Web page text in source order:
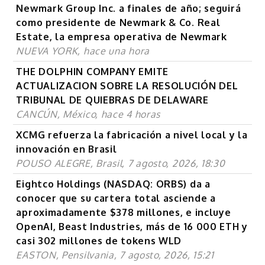
Newmark Group Inc. a finales de año; seguirá
como presidente de Newmark & Co. Real
Estate, la empresa operativa de Newmark
NUEVA YORK, hace una hora
THE DOLPHIN COMPANY EMITE
ACTUALIZACION SOBRE LA RESOLUCIÓN DEL
TRIBUNAL DE QUIEBRAS DE DELAWARE
CANCÚN, México, hace 4 horas
XCMG refuerza la fabricación a nivel local y la
innovación en Brasil
POUSO ALEGRE, Brasil, 7 agosto, 2026, 18:30
Eightco Holdings (NASDAQ: ORBS) da a
conocer que su cartera total asciende a
aproximadamente $378 millones, e incluye
OpenAI, Beast Industries, más de 16 000 ETH y
casi 302 millones de tokens WLD
EASTON, Pensilvania, 7 agosto, 2026, 15:21